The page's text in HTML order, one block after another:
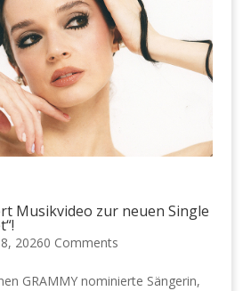
Musikvideo zur neuen Single
20260 Comments
GRAMMY nominierte Sängerin,